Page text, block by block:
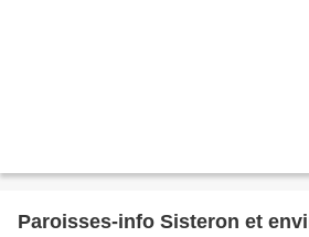
Paroisses-info Sisteron et